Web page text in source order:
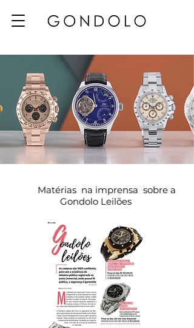
Matériasna imprensa sobre a
Gondolo Leilões